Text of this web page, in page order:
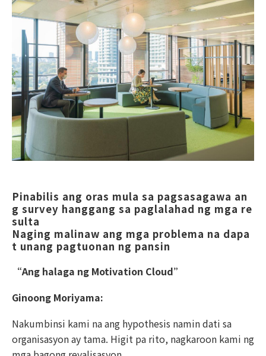
Pinabilis ang oras mula sa pagsasagawa an
g survey hanggang sa paglalahad ng mga re
sulta
Naging malinaw ang mga problema na dapa
t unang pagtuonan ng pansin
“Ang halaga ng Motivation Cloud”
Ginoong Moriyama:
Nakumbinsi kami na ang hypothesis namin dati sa
organisasyon ay tama. Higit pa rito, nagkaroon kami ng